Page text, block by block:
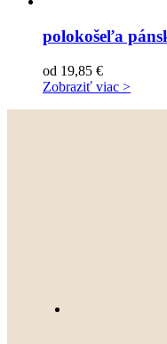
polokošeľa
od 19,85 €
Zobraziť viac >